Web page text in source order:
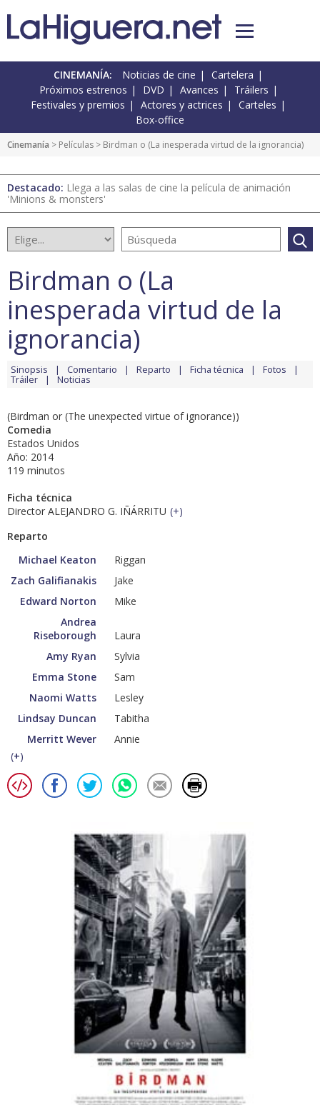
CINEMANÍA: Noticias de cine
Cartelera
Próximos estrenos
DVD Avances
Tráilers
Festivales y premios
Actores y actrices
Carteles
Box-office
Cinemanía > Películas > Birdman o (La inesperada virtud de la ignorancia)
Destacado: Llega a las salas de cine la película de animación
'Minions & monsters'
Birdman o (La
inesperada virtud de la
ignorancia)
Sinopsis Comentario Reparto Ficha técnica Fotos
Tráiler Noticias
(Birdman or (The unexpected virtue of ignorance))
Comedia
Estados Unidos
Año: 2014
119 minutos
Ficha técnica
Director ALEJANDRO G. IÑÁRRITU (+)
Reparto
Michael Keaton
Riggan
Zach Galifianakis
Jake
Edward Norton
Mike
Andrea
Riseborough
Laura
Amy Ryan
Sylvia
Emma Stone
Sam
Naomi Watts
Lesley
Lindsay Duncan
Tabitha
Merritt Wever
Annie
(+)